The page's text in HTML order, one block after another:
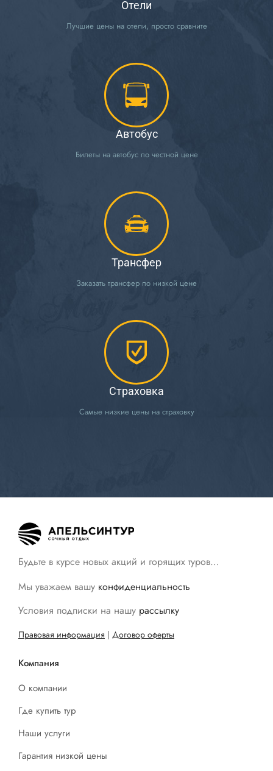
Отели
Лучшие цены на отели, просто сравните
Автобус
Билеты на автобус по честной цене
Трансфер
Заказать трансфер по низкой цене
Страховка
Самые низкие цены на страховку
Будьте в курсе новых акций и горящих туров…
Мы уважаем вашу конфиденциальность
Условия подписки на нашу рассылку
Правовая информация | Договор оферты
Компания
О компании
Где купить тур
Наши услуги
Гарантия низкой цены